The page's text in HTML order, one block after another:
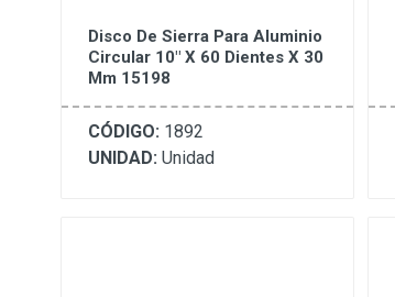
Disco De Sierra Para Aluminio
Circular 10" X 60 Dientes X 30
Mm 15198
CÓDIGO: 1892
UNIDAD: Unidad